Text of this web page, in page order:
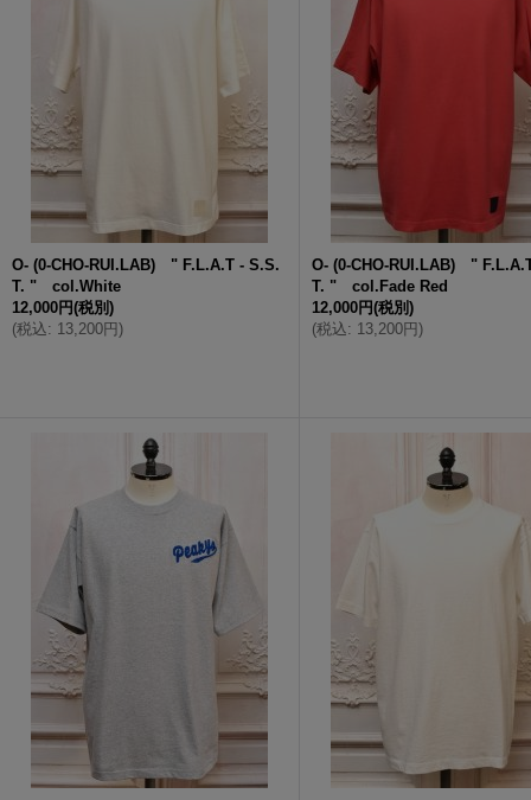
O- (0-CHO-RUI.LAB) " F.L.A.T - S.S.
T. " col.White
12,000円(税別)
(税込: 13,200円)
O- (0-CHO-RUI.LAB) "
T. " col.Fade Red
12,000円(税別)
(税込: 13,200円)